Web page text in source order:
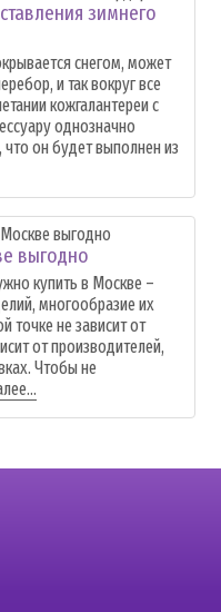
зимнего
снегом, может
и так вокруг все
кожгалантереи с
однозначно
он будет выполнен из
выгодно
купить в Москве –
многообразие их
точке не зависит от
от производителей,
Чтобы не